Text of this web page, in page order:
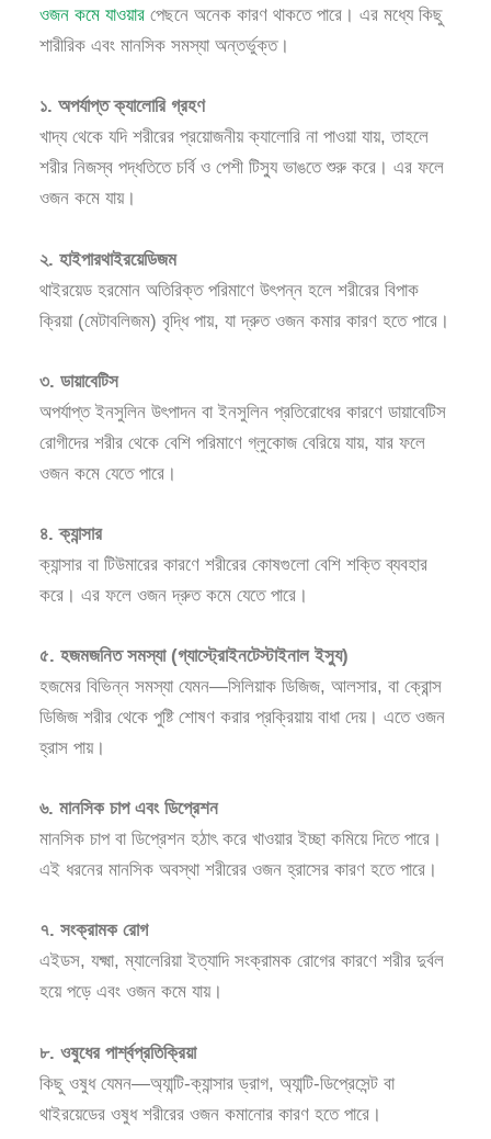
ওজন কমে যাওয়ার পেছনে অনেক কারণ থাকতে পারে। এর মধ্যে কিছু
শারীরিক এবং মানসিক সমস্যা অন্তর্ভুক্ত।
১. অপর্যাপ্ত ক্যালোরি গ্রহণ
খাদ্য থেকে যদি শরীরের প্রয়োজনীয় ক্যালোরি না পাওয়া যায়, তাহলে
শরীর নিজস্ব পদ্ধতিতে চর্বি ও পেশী টিস্যু ভাঙতে শুরু করে। এর ফলে
ওজন কমে যায়।
২. হাইপারথাইরয়েডিজম
থাইরয়েড হরমোন অতিরিক্ত পরিমাণে উৎপন্ন হলে শরীরের বিপাক
ক্রিয়া (মেটাবলিজম) বৃদ্ধি পায়, যা দ্রুত ওজন কমার কারণ হতে পারে।
৩. ডায়াবেটিস
অপর্যাপ্ত ইনসুলিন উৎপাদন বা ইনসুলিন প্রতিরোধের কারণে ডায়াবেটিস
রোগীদের শরীর থেকে বেশি পরিমাণে গ্লুকোজ বেরিয়ে যায়, যার ফলে
ওজন কমে যেতে পারে।
৪. ক্যান্সার
ক্যান্সার বা টিউমারের কারণে শরীরের কোষগুলো বেশি শক্তি ব্যবহার
করে। এর ফলে ওজন দ্রুত কমে যেতে পারে।
৫. হজমজনিত সমস্যা (গ্যাস্ট্রোইনটেস্টাইনাল ইস্যু)
হজমের বিভিন্ন সমস্যা যেমন—সিলিয়াক ডিজিজ, আলসার, বা ক্রোন্স
ডিজিজ শরীর থেকে পুষ্টি শোষণ করার প্রক্রিয়ায় বাধা দেয়। এতে ওজন
হ্রাস পায়।
৬. মানসিক চাপ এবং ডিপ্রেশন
মানসিক চাপ বা ডিপ্রেশন হঠাৎ করে খাওয়ার ইচ্ছা কমিয়ে দিতে পারে।
এই ধরনের মানসিক অবস্থা শরীরের ওজন হ্রাসের কারণ হতে পারে।
৭. সংক্রামক রোগ
এইডস, যক্ষ্মা, ম্যালেরিয়া ইত্যাদি সংক্রামক রোগের কারণে শরীর দুর্বল
হয়ে পড়ে এবং ওজন কমে যায়।
৮. ওষুধের পার্শ্বপ্রতিক্রিয়া
কিছু ওষুধ যেমন—অ্যান্টি-ক্যান্সার ড্রাগ, অ্যান্টি-ডিপ্রেসেন্ট বা
থাইরয়েডের ওষুধ শরীরের ওজন কমানোর কারণ হতে পারে।